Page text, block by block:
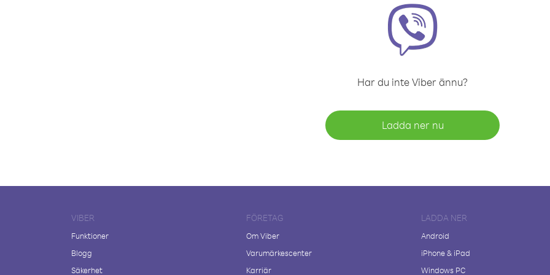
Har du inte Viber ännu?
Ladda ner nu
VIBER
Funktioner
Blogg
Säkerhet
FÖRETAG
Om Viber
Varumärkescenter
Karriär
LADDA NER
Android
iPhone & iPad
Windows PC